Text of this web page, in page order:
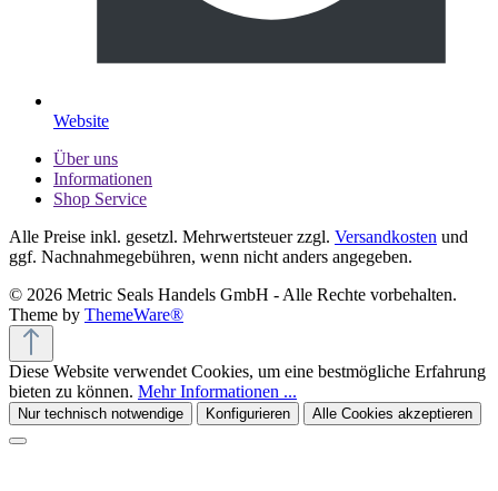
Website
Über uns
Informationen
Shop Service
Alle Preise inkl. gesetzl. Mehrwertsteuer zzgl. Versandkosten und
ggf. Nachnahmegebühren, wenn nicht anders angegeben.
© 2026 Metric Seals Handels GmbH - Alle Rechte vorbehalten.
Theme by ThemeWare®
Diese Website verwendet Cookies, um eine bestmögliche Erfahrung
bieten zu können. Mehr Informationen ...
Nur technisch notwendige Konfigurieren Alle Cookies akzeptieren